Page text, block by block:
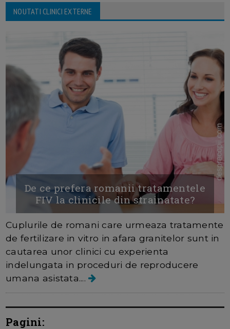
NOUTATI CLINICI EXTERNE
De ce prefera romanii tratamentele
FIV la clinicile din strainatate?
Cuplurile de romani care urmeaza tratamente
de fertilizare in vitro in afara granitelor sunt in
cautarea unor clinici cu experienta
indelungata in proceduri de reproducere
umana asistata....
Pagini: